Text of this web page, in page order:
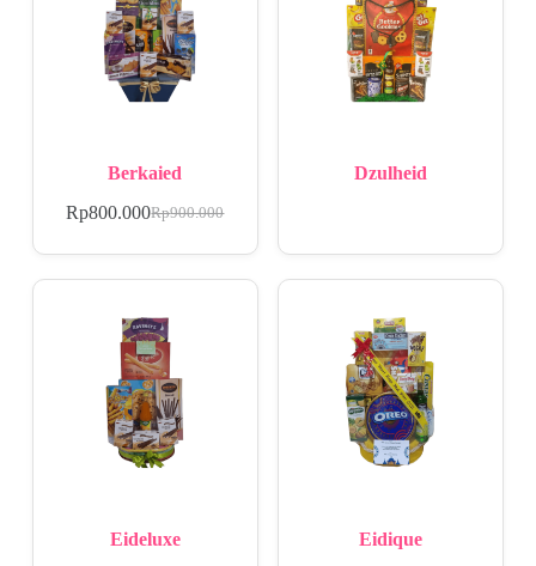
Berkaied
Rp900.000
Rp800.000
Dzulheid
Eideluxe Eidique